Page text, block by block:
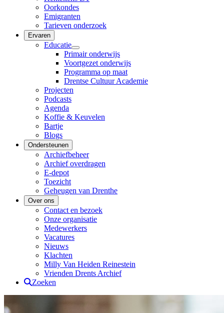
Oorkondes
Emigranten
Tarieven onderzoek
Ervaren
Educatie
Primair onderwijs
Voortgezet onderwijs
Programma op maat
Drentse Cultuur Academie
Projecten
Podcasts
Agenda
Koffie & Keuvelen
Bartje
Blogs
Ondersteunen
Archiefbeheer
Archief overdragen
E-depot
Toezicht
Geheugen van Drenthe
Over ons
Contact en bezoek
Onze organisatie
Medewerkers
Vacatures
Nieuws
Klachten
Milly Van Heiden Reinestein
Vrienden Drents Archief
Zoeken
Drents Archief